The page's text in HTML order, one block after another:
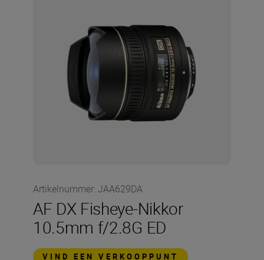
Artikelnummer: JAA629DA
AF DX Fisheye-Nikkor
10.5mm f/2.8G ED
VIND EEN VERKOOPPUNT